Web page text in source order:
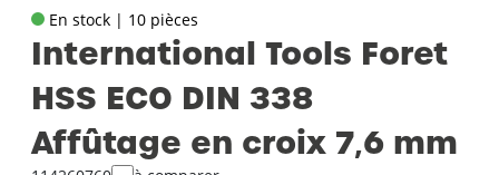
En stock | 10 pièces
International Tools Foret
HSS ECO DIN 338
Affûtage en croix 7‚6 mm